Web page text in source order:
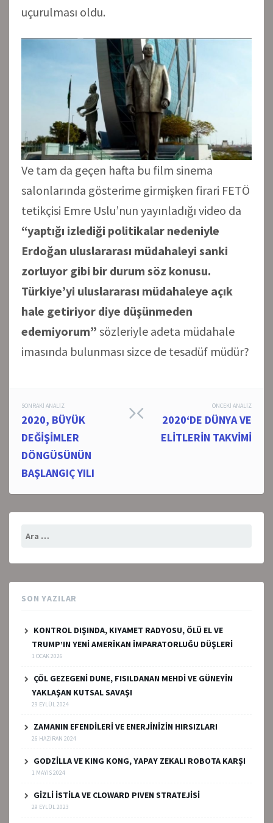
uçurulması oldu.
Ve tam da geçen hafta bu film sinema
salonlarında gösterime girmişken firari FETÖ
tetikçisi Emre Uslu’nun yayınladığı video da
“yaptığı izlediği politikalar nedeniyle
Erdoğan uluslararası müdahaleyi sanki
zorluyor gibi bir durum söz konusu.
Türkiye’yi uluslararası müdahaleye açık
hale getiriyor diye düşünmeden
edemiyorum” sözleriyle adeta müdahale
imasında bulunması sizce de tesadüf müdür?
Post
navigation
ÖNCEKI ANALIZ
2020‘DE DÜNYA VE
ELİTLERİN TAKVİMİ
SONRAKI ANALIZ
2020, BÜYÜK
DEĞİŞİMLER
DÖNGÜSÜNÜN
BAŞLANGIÇ YILI
SON YAZILAR
KONTROL DIŞINDA, KIYAMET RADYOSU, ÖLÜ EL VE
TRUMP’IN YENİ AMERİKAN İMPARATORLUĞU DÜŞLERİ
1 OCAK 2026
ÇÖL GEZEGENİ DUNE, FISILDANAN MEHDİ VE GÜNEYİN
YAKLAŞAN KUTSAL SAVAŞI
29 EYLÜL 2024
ZAMANIN EFENDİLERİ VE ENERJİNİZİN HIRSIZLARI
26 HAZIRAN 2024
GODZİLLA VE KING KONG, YAPAY ZEKALI ROBOTA KARŞI
1 MAYIS 2024
GİZLİ İSTİLA VE CLOWARD PIVEN STRATEJİSİ
29 EYLÜL 2023